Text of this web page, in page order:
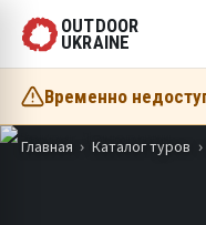
OUTDOOR
UKRAINE
Временно
Главная Каталог туров